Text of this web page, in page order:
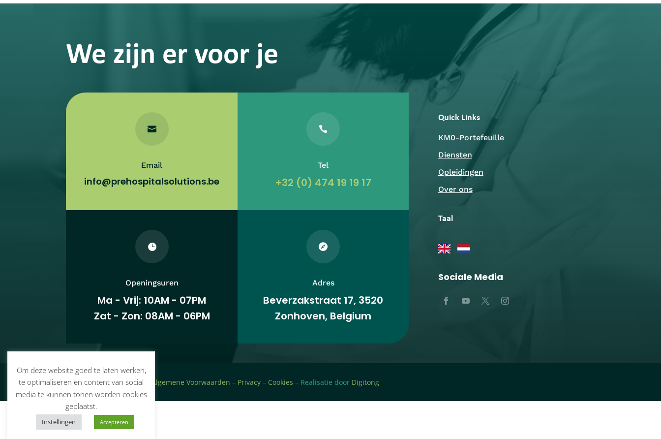
We zijn er voor je

Email
info@prehospitalsolutions.be

Tel
+32 (0) 474 19 19 17

Openingsuren
Ma - Vrij: 10AM - 07PM
Zat - Zon: 08AM - 06PM

Adres
Beverzakstraat 17, 3520
Zonhoven, Belgium
Quick Links
KM0-Portefeuille
Diensten
Opleidingen
Over ons
Taal
Sociale Media
© PreHospital Solutions – Algemene Voorwaarden – Privacy – Cookies – Realisatie door Digitong
Om deze website goed te laten werken,
te optimaliseren en content van social
media te kunnen tonen worden cookies
geplaatst.
Instellingen Accepteren